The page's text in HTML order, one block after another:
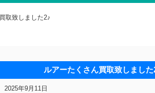
取致しました2♪
ルアーたくさん買取致しました
2025年9月11日